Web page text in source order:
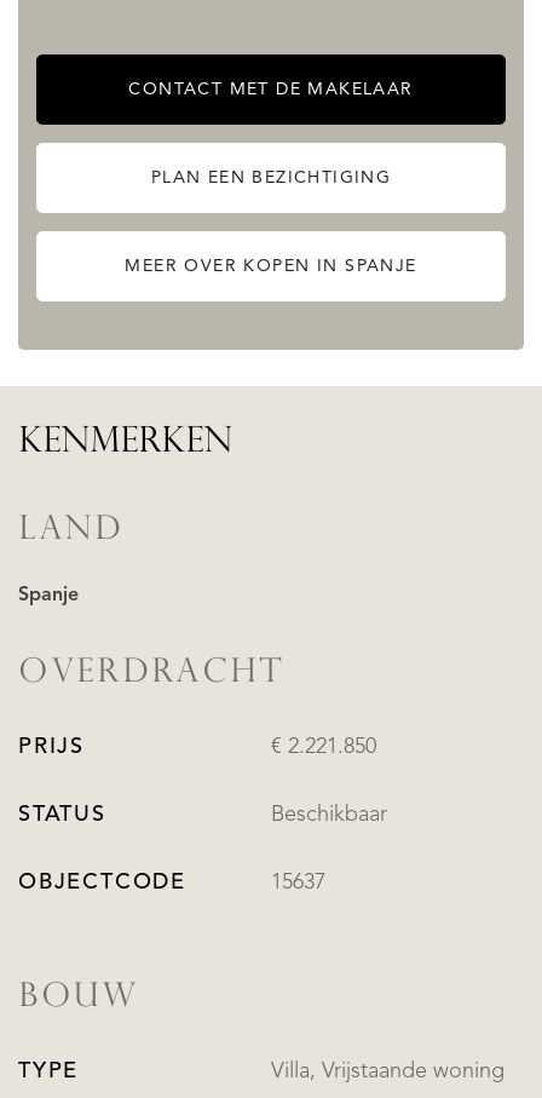
CONTACT MET DE MAKELAAR
PLAN EEN BEZICHTIGING
MEER OVER KOPEN IN SPANJE
KENMERKEN
LAND
Spanje
OVERDRACHT
PRIJS € 2.221.850
STATUS Beschikbaar
OBJECTCODE 15637
BOUW
TYPE Villa, Vrijstaande woning